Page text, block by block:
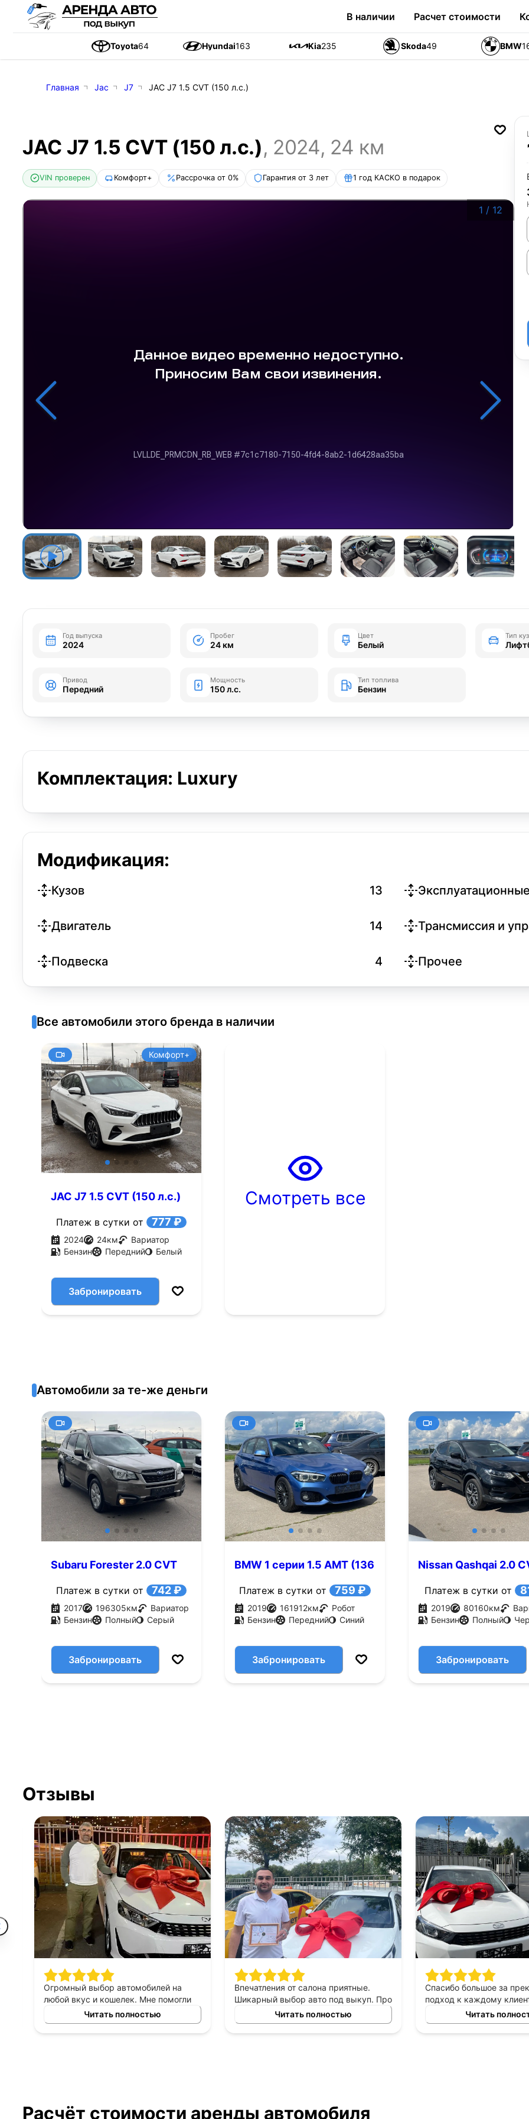
В наличии Расчет стоимости
Toyota64 Hyundai163 Kia235 Skoda49 BMW
Главная Jac J7 JAC J7 1.5 CVT (150 л.с.)
JAC J7 1.5 CVT (150 л.с.), 2024, 24 км
VIN проверен Комфорт+ Рассрочка от 0% Гарантия от 3 лет 1 год КАСКО в подарок
1 / 12
Год выпуска
2024
Пробег
24 км
Цвет
Белый
Тип
Привод
Передний
Мощность
150 л.с.
Тип топлива
Бензин
Комплектация: Luxury
Модификация:
Кузов 13
Двигатель 14 Трансмиссия и
Подвеска 4 Прочее
Все автомобили этого бренда в наличии
Комфорт+
JAC J7 1.5 CVT (150 л.с.)
Платеж в сутки от 777 ₽
2024 24км
Вариатор
Бензин
Передний Белый
Забронировать
Смотреть все
Автомобили за те-же деньги
Subaru Forester 2.0 CVT
Платеж в сутки от 742 ₽
2017 196305км
Вариатор
Бензин
Полный Серый
Забронировать
BMW 1 серии 1.5 AMT (136
Платеж в сутки от 759 ₽
2019 161912км
Робот
Бензин
Передний Синий
Забронировать
Nissan Qashqai 2.0
Платеж в сутки от
2019 80160км
Бензин
Полный
Забронировать
Отзывы
Огромный выбор автомобилей на
любой вкус и кошелек. Мне помогли
найти машину, которая идеально
подходит для моих потребностей.
Отдельное спасибо менеджеру за
Читать полностью
Впечатления от салона приятные.
Шикарный выбор авто под выкуп. Про
персонал могу сказать только
хорошее, приятны в общении,
терпеливые, помогают сделать
Читать полностью
Спасибо большое за
подход к каждому
выборе автомобиля в
выкуп, прекрасный
который был всегда с нами
Читать
Расчёт стоимости аренды автомобиля